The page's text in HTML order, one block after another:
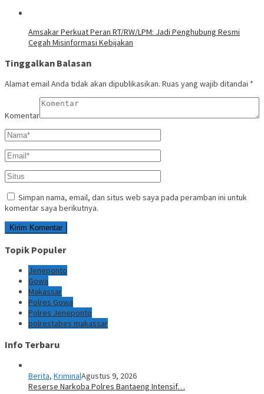
Amsakar Perkuat Peran RT/RW/LPM: Jadi Penghubung Resmi
Cegah Misinformasi Kebijakan
Tinggalkan Balasan
Alamat email Anda tidak akan dipublikasikan. Ruas yang wajib ditandai *
Komentar
Simpan nama, email, dan situs web saya pada peramban ini untuk
komentar saya berikutnya.
Topik Populer
Jeneponto
Gowa
Makassar
Polres Gowa
Polres Jeneponto
polrestabes makassar
Info Terbaru
Berita, KriminalAgustus 9, 2026
Reserse Narkoba Polres Bantaeng Intensif…